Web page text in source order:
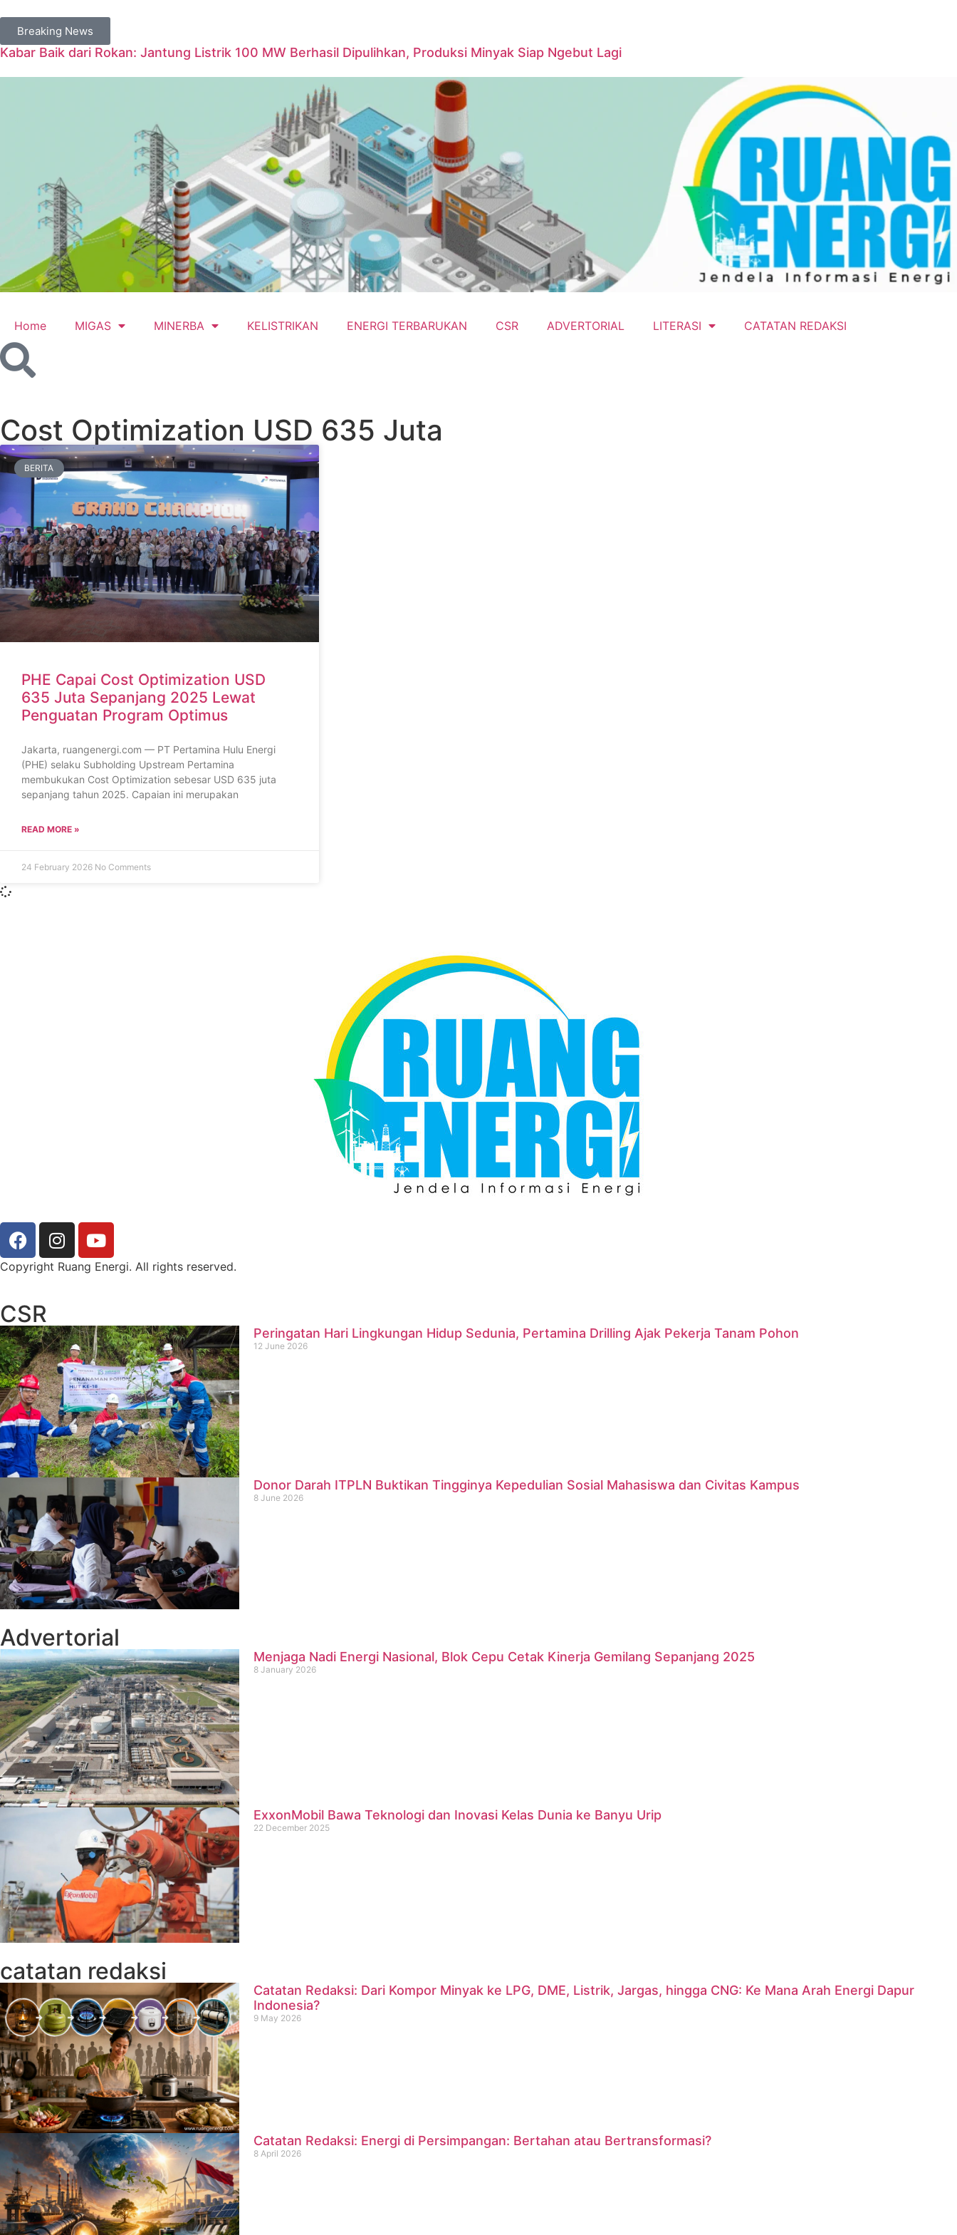
Breaking News
Kabar Baik dari Rokan: Jantung Listrik 100 MW Berhasil Dipulihkan, Produksi Minyak Siap Ngebut Lagi
Home MIGAS MINERBA KELISTRIKAN ENERGI TERBARUKAN CSR ADVERTORIAL LITERASI CATATAN REDAKSI
Cost Optimization USD 635 Juta
BERITA
PHE Capai Cost Optimization USD
635 Juta Sepanjang 2025 Lewat
Penguatan Program Optimus
Jakarta, ruangenergi.com — PT Pertamina Hulu Energi
(PHE) selaku Subholding Upstream Pertamina
membukukan Cost Optimization sebesar USD 635 juta
sepanjang tahun 2025. Capaian ini merupakan
READ MORE »
24 February 2026 No Comments
Copyright Ruang Energi. All rights reserved.
CSR
Peringatan Hari Lingkungan Hidup Sedunia, Pertamina Drilling Ajak Pekerja Tanam Pohon
12 June 2026
Donor Darah ITPLN Buktikan Tingginya Kepedulian Sosial Mahasiswa dan Civitas Kampus
8 June 2026
Advertorial
Menjaga Nadi Energi Nasional, Blok Cepu Cetak Kinerja Gemilang Sepanjang 2025
8 January 2026
ExxonMobil Bawa Teknologi dan Inovasi Kelas Dunia ke Banyu Urip
22 December 2025
catatan redaksi
Catatan Redaksi: Dari Kompor Minyak ke LPG, DME, Listrik, Jargas, hingga CNG: Ke Mana Arah Energi Dapur
Indonesia?
9 May 2026
Catatan Redaksi: Energi di Persimpangan: Bertahan atau Bertransformasi?
8 April 2026